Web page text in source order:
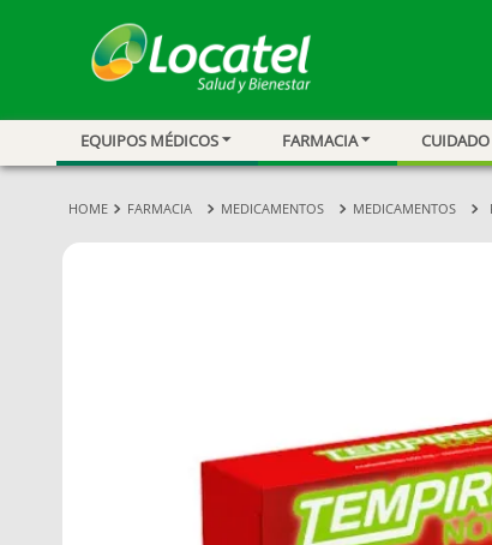
EQUIPOS MÉDICOS FARMACIA
FARMACIA MEDICAMENTOS MEDICAMENTOS
3.
8.
9.
miovit
10.